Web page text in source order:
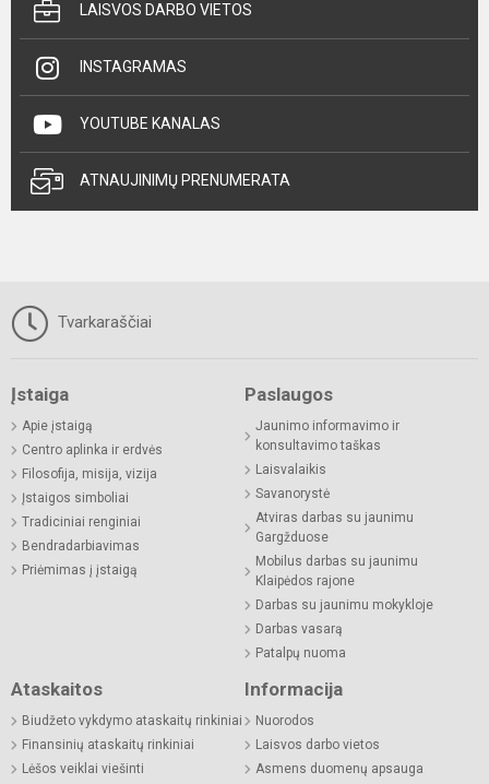
LAISVOS DARBO VIETOS
INSTAGRAMAS
YOUTUBE KANALAS
ATNAUJINIMŲ PRENUMERATA
Tvarkaraščiai
Įstaiga
Apie įstaigą
Centro aplinka ir erdvės
Filosofija, misija, vizija
Įstaigos simboliai
Tradiciniai renginiai
Bendradarbiavimas
Priėmimas į įstaigą
Paslaugos
Jaunimo informavimo ir
konsultavimo taškas
Laisvalaikis
Savanorystė
Atviras darbas su jaunimu
Gargžduose
Mobilus darbas su jaunimu
Klaipėdos rajone
Darbas su jaunimu mokykloje
Darbas vasarą
Patalpų nuoma
Ataskaitos
Biudžeto vykdymo ataskaitų rinkiniai
Finansinių ataskaitų rinkiniai
Lėšos veiklai viešinti
Informacija
Nuorodos
Laisvos darbo vietos
Asmens duomenų apsauga